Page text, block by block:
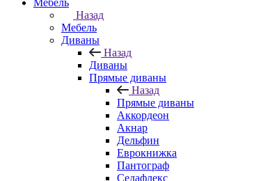
Мебель
Назад
Мебель
Диваны
Назад
Диваны
Прямые диваны
Назад
Прямые диваны
Аккордеон
Акнар
Дельфин
Еврокнижка
Пантограф
Седафлекс